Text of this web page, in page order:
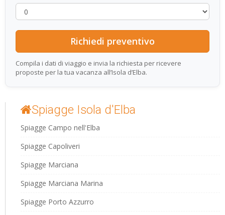
Compila i dati di viaggio e invia la richiesta per ricevere
proposte per la tua vacanza all’Isola d’Elba.
Spiagge Isola d'Elba
Spiagge Campo nell'Elba
Spiagge Capoliveri
Spiagge Marciana
Spiagge Marciana Marina
Spiagge Porto Azzurro